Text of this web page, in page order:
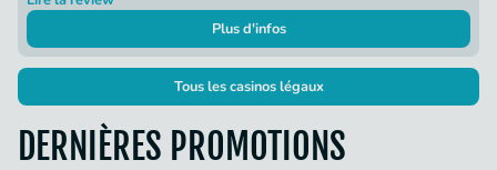
Plus d'infos
Tous les casinos légaux
DERNIÈRES PROMOTIONS